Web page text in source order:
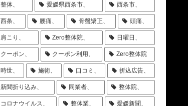
整体、 愛媛県西条市、 西条市、
西条、 腰痛、 骨盤矯正、 頭痛、
肩こり、 Zero整体院、 日曜日、
クーポン、 クーポン利用、 Zero整体院
時世、 施術、 口コミ、 折込広告、
新聞折り込み、 同業者、 整体院、
コロナウイルス、 整体業、 愛媛新聞、